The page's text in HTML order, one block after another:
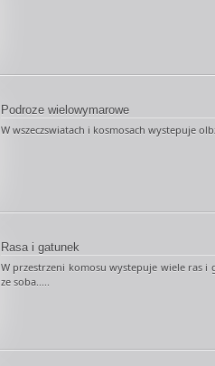
Podroze wielowymarowe
W wszeczswiatach i kosmosach wystepuje
Rasa i gatunek
W przestrzeni komosu wystepuje wiele ras i
ze soba.....